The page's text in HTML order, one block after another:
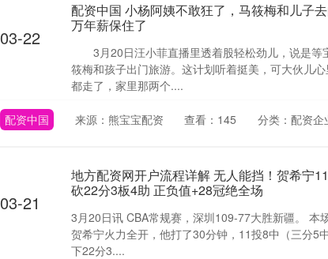
03-22
配资中国 小杨阿姨不敢狂了，马筱梅和儿子
万年薪保住了
3月20日汪小菲直播里透着股轻松劲儿，说是等
筱梅和孩子出门旅游。这计划听着挺美，可大伙儿
都走了，家里那两个....
配资中国 来源：熊宝宝配资 查看：145 分类：配资企
03-21
地方配资网开户流程详解 无人能挡！贺希宁
砍22分3板4助 正负值+28冠绝全场
3月20日讯 CBA常规赛，深圳109-77大胜新疆。 本
贺希宁火力全开，他打了30分钟，11投8中（三分5
下22分3....